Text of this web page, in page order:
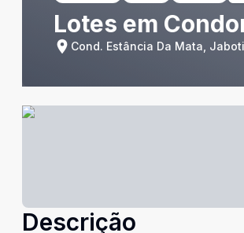
Lotes em
Cond. Estância Da Mata,
Descrição